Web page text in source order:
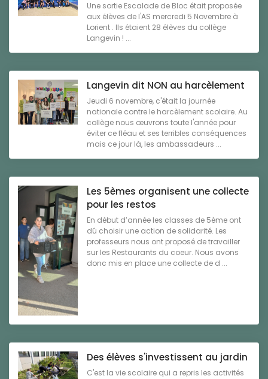
Une sortie Escalade de Bloc était proposée
aux élèves de l'AS mercredi 5 Novembre à
Lorient . Ils étaient 28 élèves du collège
Langevin ! ...
Langevin dit NON au harcèlement
Jeudi 6 novembre, c'était la journée
nationale contre le harcèlement scolaire. Au
collège nous œuvrons toute l'année pour
éviter ce fléau et ses terribles conséquences
mais ce jour là, les ambassadeurs ...
Les 5èmes organisent une collecte
pour les restos
En début d’année les classes de 5ème ont
dû choisir une action de solidarité. Les
professeurs nous ont proposé de travailler
sur les Restaurants du coeur. Nous avons
donc mis en place une collecte de d ...
Des élèves s'investissent au jardin
C'est la vie scolaire qui a repris les activités